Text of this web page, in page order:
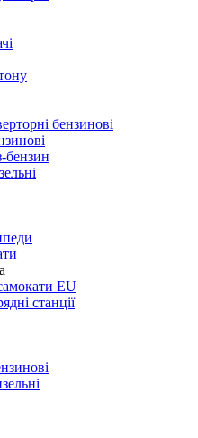
бензинові
бензин
EU
станції